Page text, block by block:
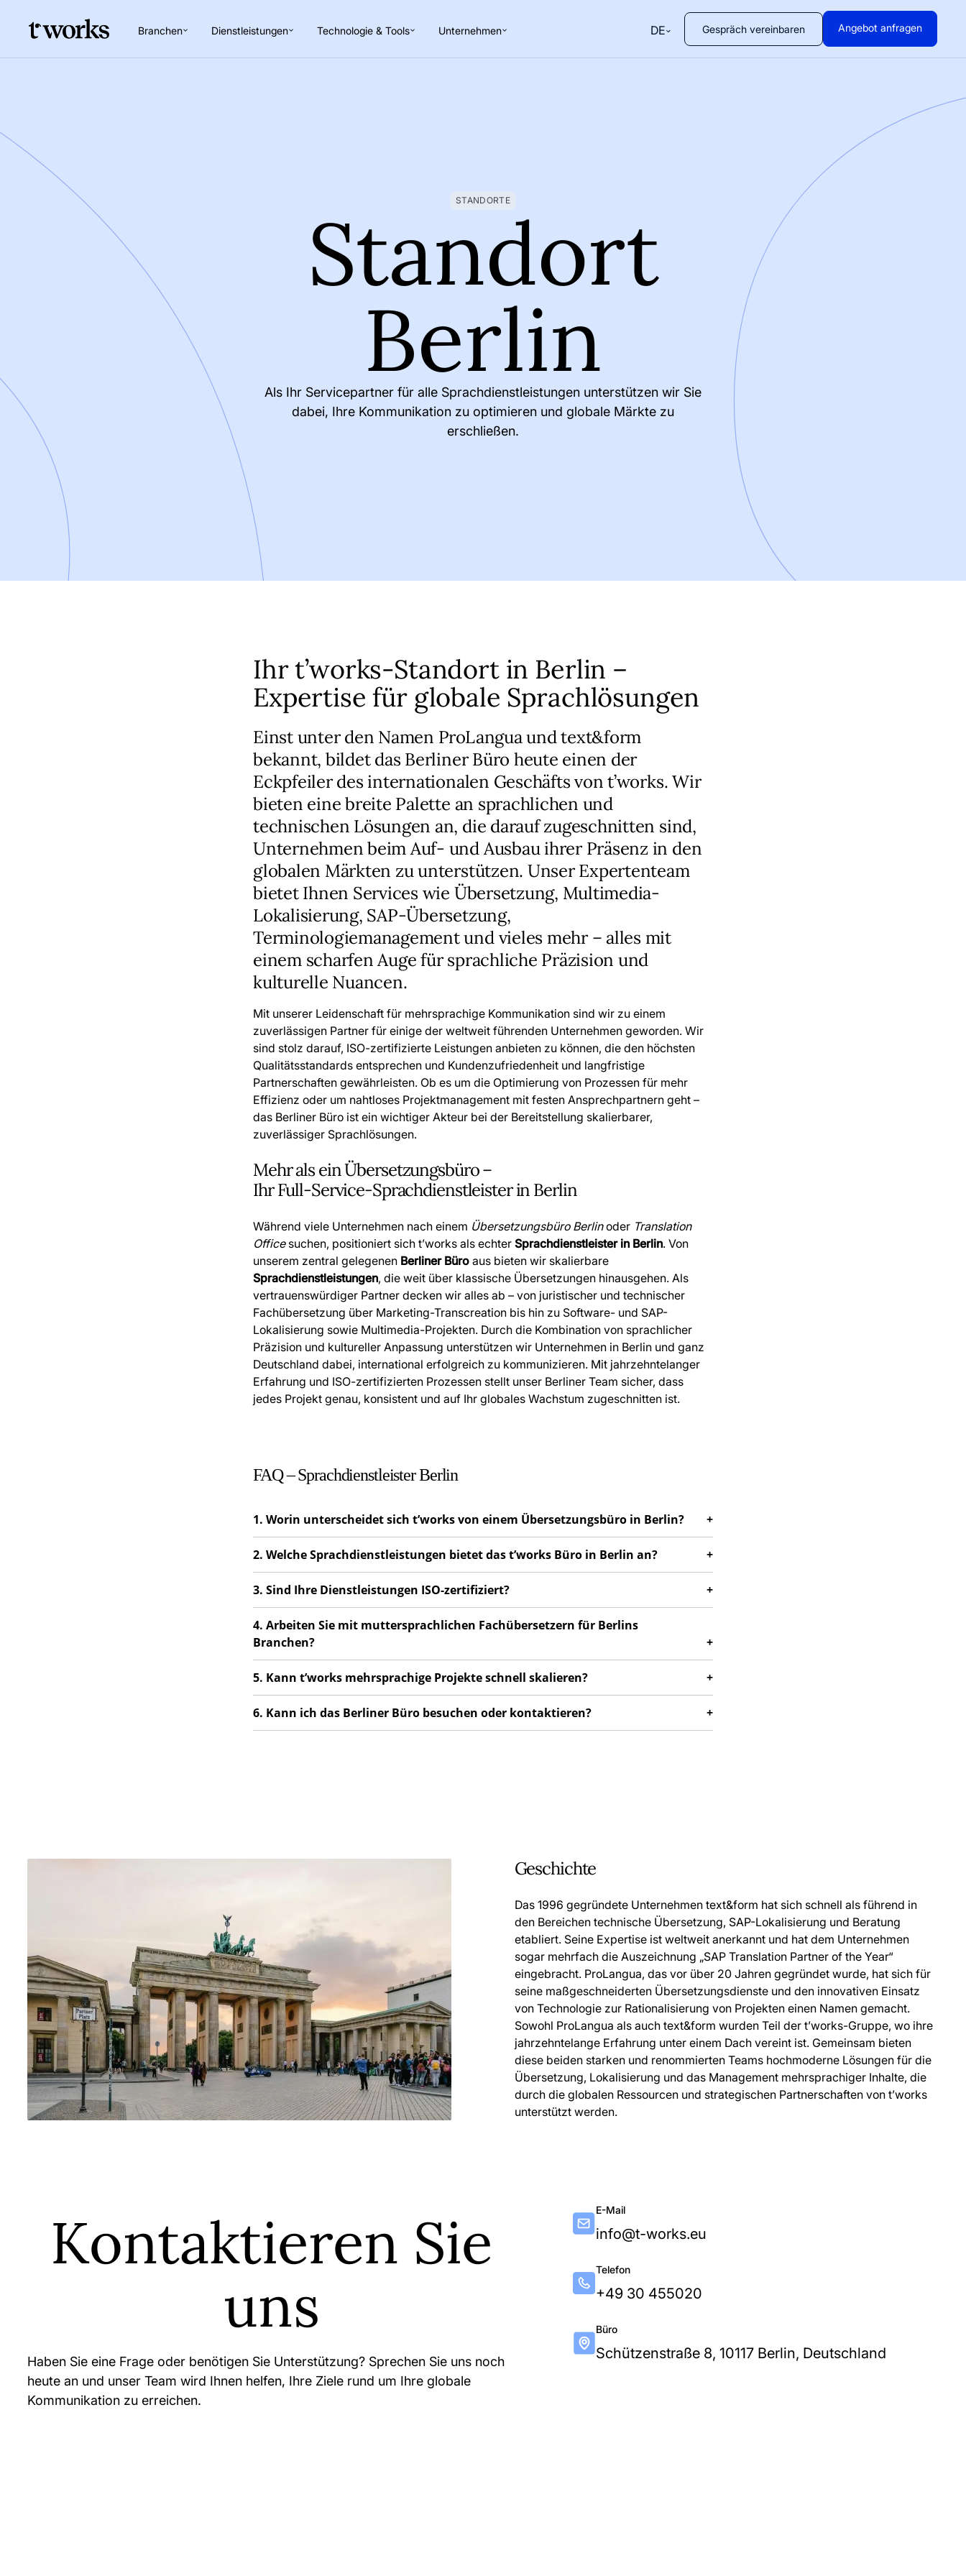
Branchen Dienstleistungen Technologie & Tools Unternehmen DE Gespräch vereinbaren Angebot anfragen
STANDORTE
Standort
Berlin
Als Ihr Servicepartner für alle Sprachdienstleistungen unterstützen wir Sie
dabei, Ihre Kommunikation zu optimieren und globale Märkte zu
erschließen.
Ihr t’works-Standort in Berlin –
Expertise für globale Sprachlösungen
Einst unter den Namen ProLangua und text&form
bekannt, bildet das Berliner Büro heute einen der
Eckpfeiler des internationalen Geschäfts von t’works. Wir
bieten eine breite Palette an sprachlichen und
technischen Lösungen an, die darauf zugeschnitten sind,
Unternehmen beim Auf- und Ausbau ihrer Präsenz in den
globalen Märkten zu unterstützen. Unser Expertenteam
bietet Ihnen Services wie Übersetzung, Multimedia-
Lokalisierung, SAP-Übersetzung,
Terminologiemanagement und vieles mehr – alles mit
einem scharfen Auge für sprachliche Präzision und
kulturelle Nuancen.
Mit unserer Leidenschaft für mehrsprachige Kommunikation sind wir zu einem
zuverlässigen Partner für einige der weltweit führenden Unternehmen geworden. Wir
sind stolz darauf, ISO-zertifizierte Leistungen anbieten zu können, die den höchsten
Qualitätsstandards entsprechen und Kundenzufriedenheit und langfristige
Partnerschaften gewährleisten. Ob es um die Optimierung von Prozessen für mehr
Effizienz oder um nahtloses Projektmanagement mit festen Ansprechpartnern geht –
das Berliner Büro ist ein wichtiger Akteur bei der Bereitstellung skalierbarer,
zuverlässiger Sprachlösungen.
Mehr als ein Übersetzungsbüro –
Ihr Full-Service-Sprachdienstleister in Berlin
Während viele Unternehmen nach einem Übersetzungsbüro Berlinoder Translation
Officesuchen, positioniert sich t’works als echter Sprachdienstleister in Berlin. Von
unserem zentral gelegenen Berliner Büro aus bieten wir skalierbare
Sprachdienstleistungen, die weit über klassische Übersetzungen hinausgehen. Als
vertrauenswürdiger Partner decken wir alles ab – von juristischer und technischer
Fachübersetzung über Marketing-Transcreation bis hin zu Software- und SAP-
Lokalisierung sowie Multimedia-Projekten. Durch die Kombination von sprachlicher
Präzision und kultureller Anpassung unterstützen wir Unternehmen in Berlin und ganz
Deutschland dabei, international erfolgreich zu kommunizieren. Mit jahrzehntelanger
Erfahrung und ISO-zertifizierten Prozessen stellt unser Berliner Team sicher, dass
jedes Projekt genau, konsistent und auf Ihr globales Wachstum zugeschnitten ist.
FAQ – Sprachdienstleister Berlin
1. Worin unterscheidet sich t’works von einem Übersetzungsbüro in Berlin?
2. Welche Sprachdienstleistungen bietet das t’works Büro in Berlin an?
3. Sind Ihre Dienstleistungen ISO-zertifiziert?
4. Arbeiten Sie mit muttersprachlichen Fachübersetzern für Berlins
Branchen?
5. Kann t’works mehrsprachige Projekte schnell skalieren?
6. Kann ich das Berliner Büro besuchen oder kontaktieren?
Geschichte
Das 1996 gegründete Unternehmen text&form hat sich schnell als führend in
den Bereichen technische Übersetzung, SAP-Lokalisierung und Beratung
etabliert. Seine Expertise ist weltweit anerkannt und hat dem Unternehmen
sogar mehrfach die Auszeichnung „SAP Translation Partner of the Year“
eingebracht. ProLangua, das vor über 20 Jahren gegründet wurde, hat sich für
seine maßgeschneiderten Übersetzungsdienste und den innovativen Einsatz
von Technologie zur Rationalisierung von Projekten einen Namen gemacht.
Sowohl ProLangua als auch text&form wurden Teil der t’works-Gruppe, wo ihre
jahrzehntelange Erfahrung unter einem Dach vereint ist. Gemeinsam bieten
diese beiden starken und renommierten Teams hochmoderne Lösungen für die
Übersetzung, Lokalisierung und das Management mehrsprachiger Inhalte, die
durch die globalen Ressourcen und strategischen Partnerschaften von t’works
unterstützt werden.
Schützenstraße 8, 10117 Berlin, Deutschland
Kontaktieren Sie
uns
Haben Sie eine Frage oder benötigen Sie Unterstützung? Sprechen Sie uns noch
heute an und unser Team wird Ihnen helfen, Ihre Ziele rund um Ihre globale
Kommunikation zu erreichen.
E-Mail
info@t-works.eu
Telefon
+49 30 455020
Büro
Schützenstraße 8, 10117 Berlin, Deutschland